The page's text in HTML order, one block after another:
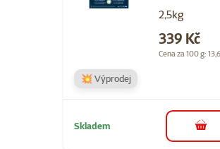
2,5kg
Cena
339 Kč
Cena za 100 g:
💥 Výprodej
Skladem do